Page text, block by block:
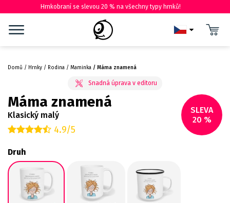
Hrnkobraní se slevou 20 % na všechny typy hrnků!
Domů Hrnky Rodina Maminka Máma znamená
SLEVA
20 %
Máma znamená
Klasický malý
4.9/5
Druh